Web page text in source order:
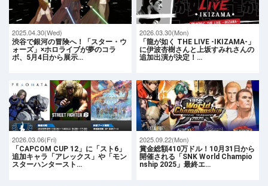
2025.04.30(Wed)
渋谷で銀河の冒険へ！「スター・ウ
ォーズ」×ホロライブが夢のコラ
ボ、5月4日から展示…
2026.03.30(Mon)
「龍が如く THE LIVE -IKIZAMA-」
に伊波杏樹さんと上坂すみれさんの
追加出演が決定！…
2026.03.06(Fri)
「CAPCOM CUP 12」に「スト6」
追加キャラ「アレックス」や「モン
スターハンタースト…
2025.09.22(Mon)
賞金総額410万ドル！10月31日から
開催される「SNK World Champio
nship 2025」最終エ…